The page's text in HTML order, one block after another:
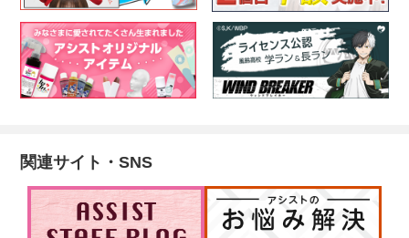
関連サイト・SNS